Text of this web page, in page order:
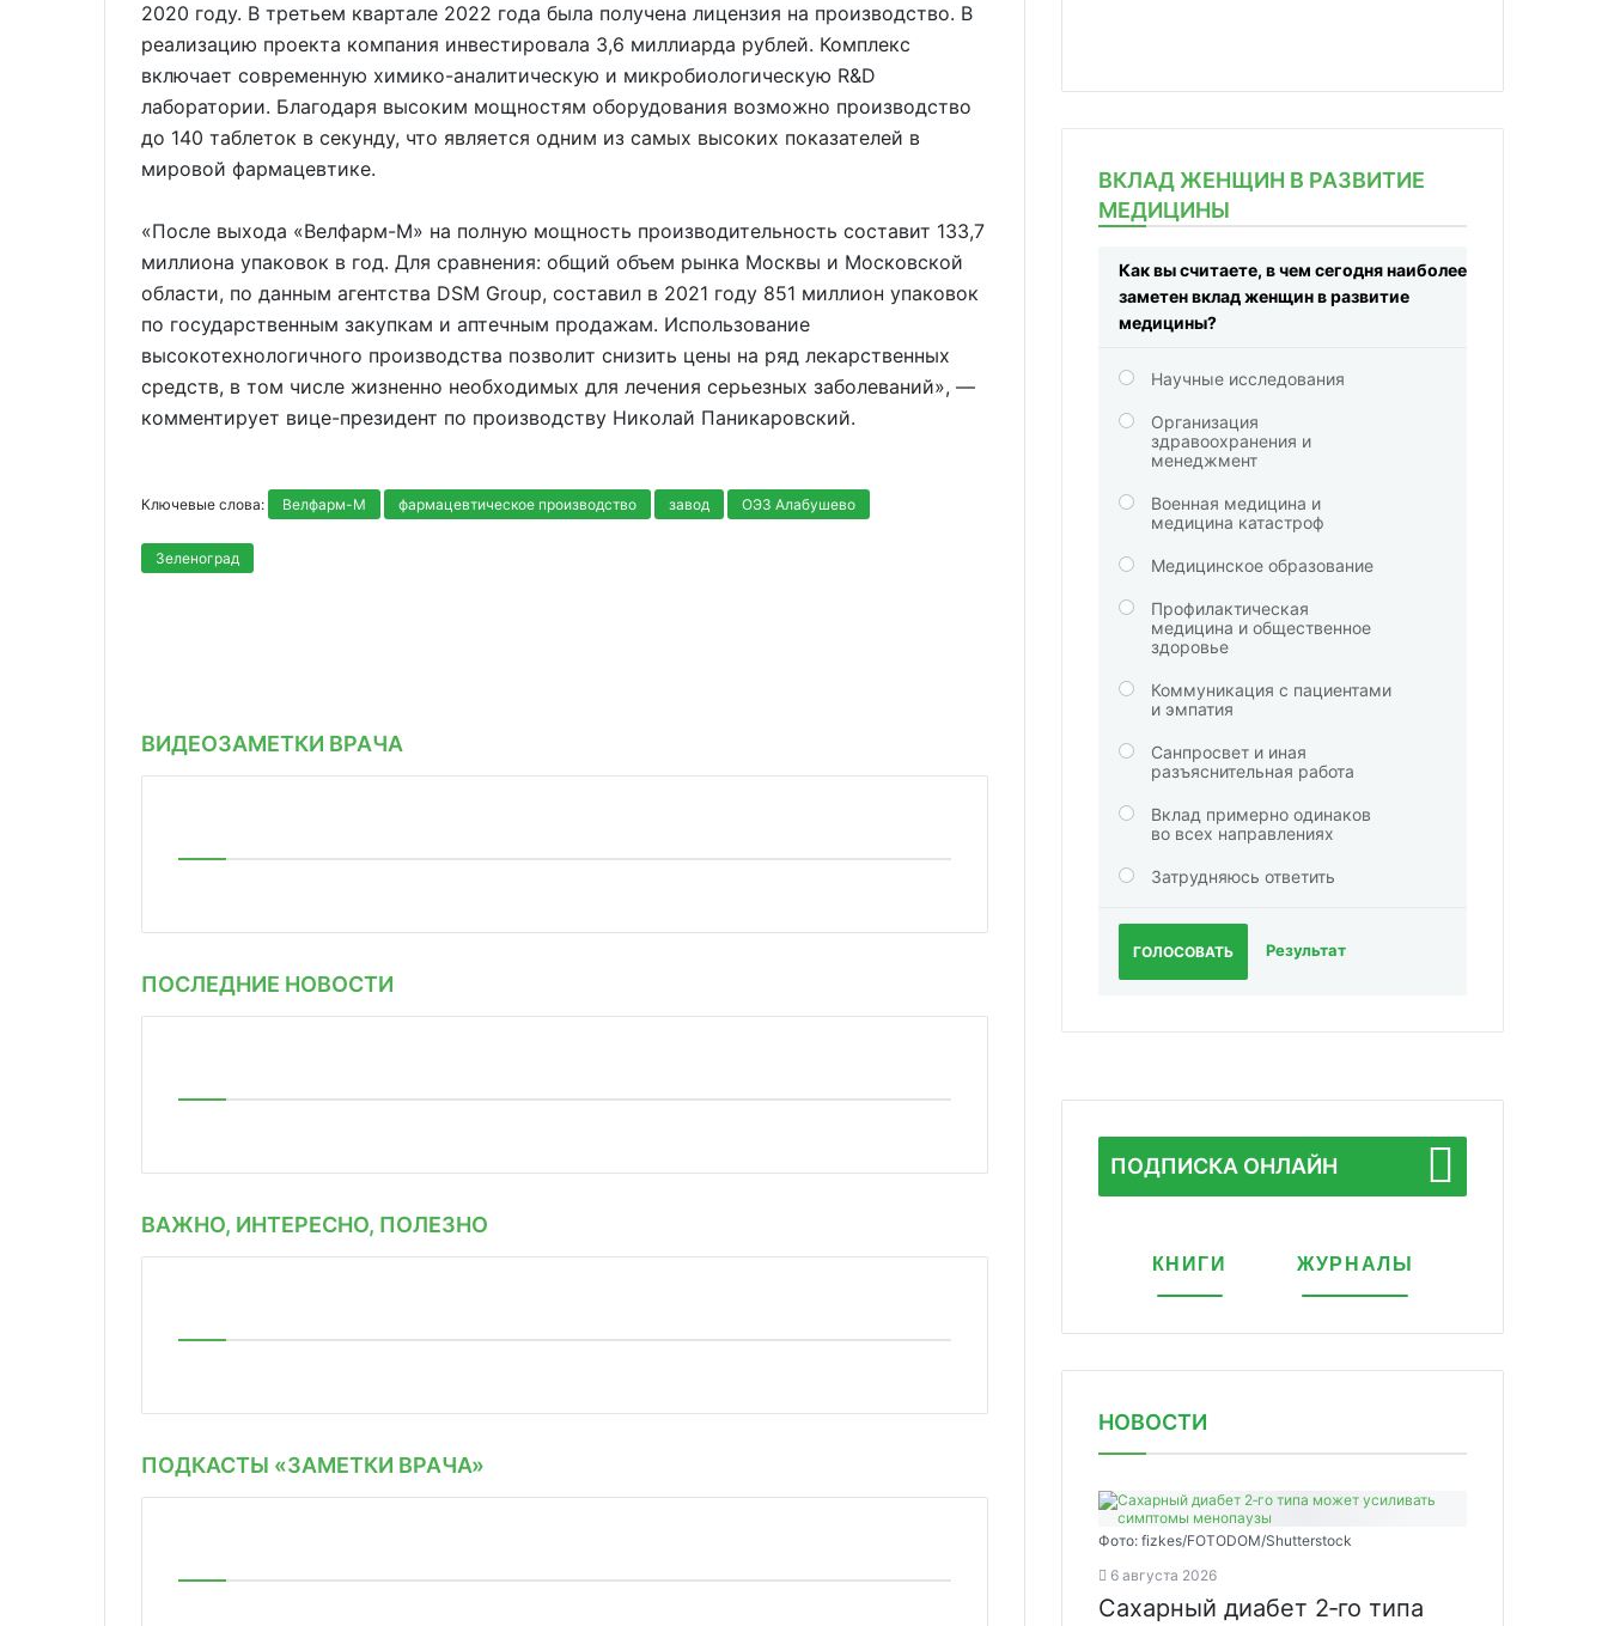
2020 году. В третьем квартале 2022 года была получена лицензия на производство. В
реализацию проекта компания инвестировала 3,6 миллиарда рублей. Комплекс
включает современную химико-аналитическую и микробиологическую R&D
лаборатории. Благодаря высоким мощностям оборудования возможно производство
до 140 таблеток в секунду, что является одним из самых высоких показателей в
мировой фармацевтике.
«После выхода «Велфарм-М» на полную мощность производительность составит 133,7
миллиона упаковок в год. Для сравнения: общий объем рынка Москвы и Московской
области, по данным агентства DSM Group, составил в 2021 году 851 миллион упаковок
по государственным закупкам и аптечным продажам. Использование
высокотехнологичного производства позволит снизить цены на ряд лекарственных
средств, в том числе жизненно необходимых для лечения серьезных заболеваний», —
комментирует вице-президент по производству Николай Паникаровский.
Ключевые слова: Велфарм-М фармацевтическое производство завод ОЭЗ Алабушево
Зеленоград
ВИДЕОЗАМЕТКИ ВРАЧА
ПОСЛЕДНИЕ НОВОСТИ
ВАЖНО, ИНТЕРЕСНО, ПОЛЕЗНО
ПОДКАСТЫ «ЗАМЕТКИ ВРАЧА»
ВКЛАД ЖЕНЩИН В РАЗВИТИЕ
МЕДИЦИНЫ
Как вы считаете, в чем сегодня наиболее
заметен вклад женщин в развитие
медицины?
Научные исследования
Организация
здравоохранения и
менеджмент
Военная медицина и
медицина катастроф
Медицинское образование
Профилактическая
медицина и общественное
здоровье
Коммуникация с пациентами
и эмпатия
Санпросвет и иная
разъяснительная работа
Вклад примерно одинаков
во всех направлениях
Затрудняюсь ответить
ГОЛОСОВАТЬ Результат
ПОДПИСКА ОНЛАЙН
КНИГИ ЖУРНАЛЫ
НОВОСТИ
Фото: fizkes/FOTODOM/Shutterstock
6 августа 2026
Сахарный диабет 2‑го типа